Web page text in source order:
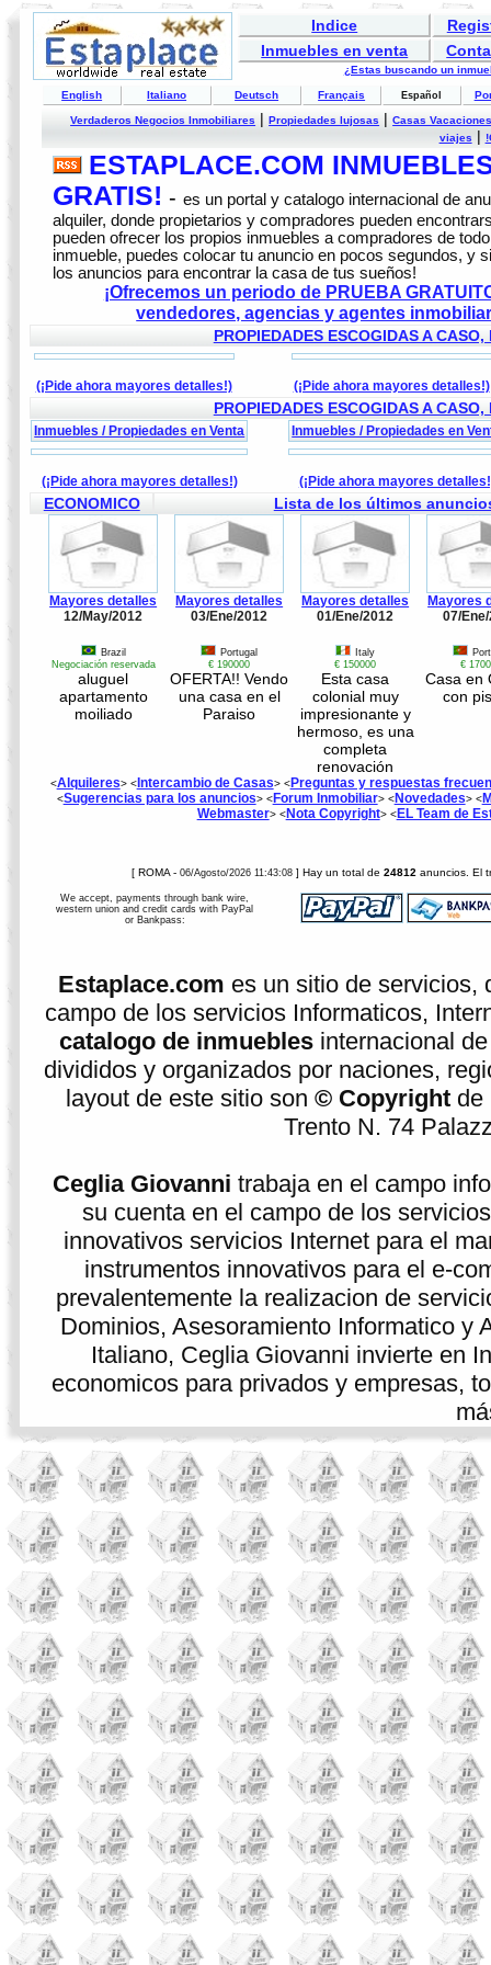
Indice
Inmuebles en venta
¿Estas buscando un
English Italiano Deutsch Français Español
Verdaderos Negocios Inmobiliares |Propiedades lujosas |Casas
viajes |
ESTAPLACE.COM
GRATIS! -es un portal y catalogo internacional de
alquiler, donde propietarios y compradores pueden
pueden ofrecer los propios inmuebles a compradores de
inmueble, puedes colocar tu anuncio en pocos segundos, y
los anuncios para encontrar la casa de tus sueños!
¡Ofrecemos un periodo de PRUEBA
vendedores, agencias y agentes
PROPIEDADES ESCOGIDAS A
(¡Pide ahora mayores detalles!) (¡Pide ahora mayores detalles!)
PROPIEDADES ESCOGIDAS A
Inmuebles / Propiedades en Venta
(¡Pide ahora mayores detalles!)
Inmuebles / Propiedades en
(¡Pide ahora mayores
ECONOMICO Lista de los últimos
Mayores detalles
12/May/2012
Brazil
Negociación reservada
aluguel
apartamento
moiliado
Mayores detalles
03/Ene/2012
Portugal
€ 190000
OFERTA!! Vendo
una casa en el
Paraiso
Mayores detalles
01/Ene/2012
Italy
€ 150000
Esta casa
colonial muy
impresionante y
hermoso, es una
completa
renovación
Mayores
07/
€
Casa en
con
<Alquileres> <Intercambio de Casas> <Preguntas y respuestas
<Sugerencias para los anuncios> <Forum Inmobiliar> <Novedades> <
Webmaster> <Nota Copyright> <EL Team de
[ ROMA -06/Agosto/2026 11:43:08] Hay un total de24812 anuncios. El
We accept, payments through bank wire,
western union and credit cards with PayPal
or Bankpass:
Estaplace.com es un sitio de servicios,
campo de los servicios Informaticos,
catalogo de inmueblesinternacional
divididos y organizados por naciones,
layout de este sitio son© Copyright de
Trento N. 74
Ceglia Giovanni trabaja en el campo
su cuenta en el campo de los
innovativos servicios Internet para el
instrumentos innovativos para el e-
prevalentemente la realizacion de
Dominios, Asesoramiento Informatico y
Italiano, Ceglia Giovanni invierte en
economicos para privados y empresas,